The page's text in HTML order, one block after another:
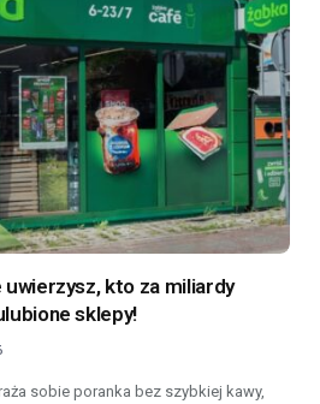
uwierzysz, kto za miliardy
sklepy!
sobie poranka bez szybkiej kawy,